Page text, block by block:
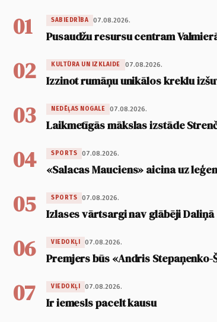
01 SABIEDRĪBA 07.08.2026.
Pusaudžu resursu centram
02 KULTŪRA UN IZKLAIDE 07.08.2026.
Izzinot rumāņu unikālos kreklu
03 NEDĒĻAS NOGALE 07.08.2026.
Laikmetīgās mākslas izstāde
04 SPORTS 07.08.2026.
«Salacas Mauciens» aicina uz
05 SPORTS 07.08.2026.
Izlases vārtsargi nav glābēji Daliņā
06 VIEDOKĻI 07.08.2026.
Premjers būs «Andris Stepaņenko-
07 VIEDOKĻI 07.08.2026.
Ir iemesls pacelt kausu